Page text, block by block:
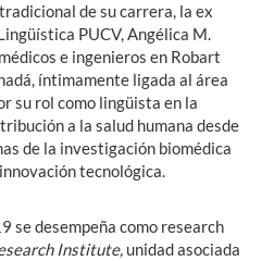
de su carrera, la ex
PUCV, Angélica M.
e ingenieros en Robart
íntimamente ligada al área
su rol como lingüista en la
a la salud humana desde
de la investigación biomédica
tecnológica.
se desempeña como research
Institute, unidadasociada